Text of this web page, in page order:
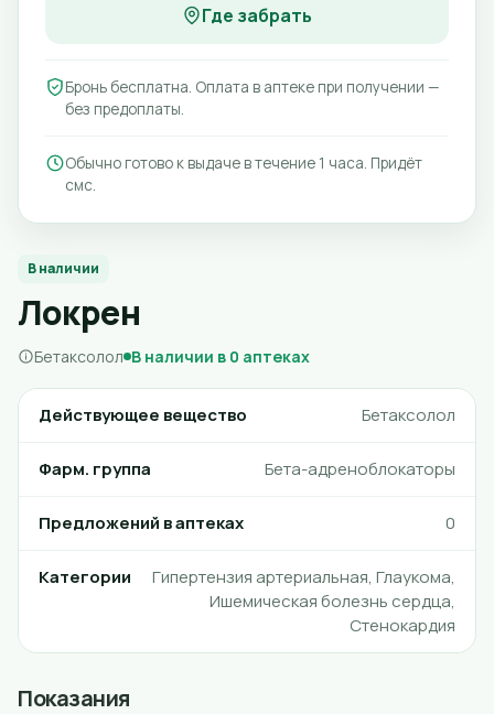
В наличии
Локрен
Бетаксолол В наличии в 0 аптеках
Действующее вещество Бетаксолол
Фарм. группа Бета-адреноблокаторы
Предложений в аптеках 0
Категории
Гипертензия артериальная, Глаукома,
Ишемическая болезнь сердца,
Стенокардия
Показания
Где забрать
Бронь бесплатна. Оплата в аптеке при получении —
без предоплаты.
Обычно готово к выдаче в течение 1 часа. Придёт
смс.